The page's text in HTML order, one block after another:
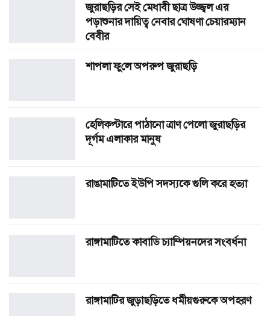
জুরাছড়ির সেই মেধাবী ছাত্র উজ্জ্বল এর
পড়াশুনার দায়িত্ব নেবার ঘোষণা চেয়ারম্যান
বেবীর
শাপলা ফু‌লে অপরুপ জুরাছড়ি
হেলিকপ্টারে পাঠানো ত্রাণ পেলো জুরাছড়ির
দূর্গম এলাকার মানুষ
রাঙামাটিতে ইউপি সদস্যকে গুলি করে হত্যা
রাঙ্গামাটিতে কাবাডি চ্যাম্পিয়নদের সংবর্ধনা
রাঙ্গামাটির জুড়াছড়িতে ধর্মীয়গুরুকে অপহরণ